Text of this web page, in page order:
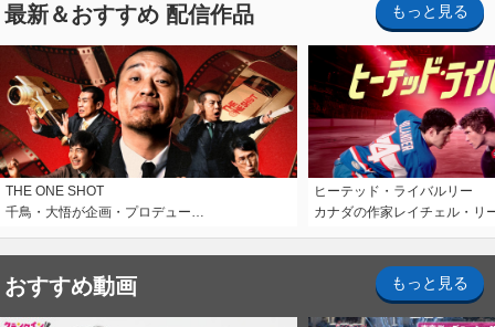
最新＆おすすめ 配信作品 もっと見る
THE ONE SHOT
千鳥・大悟が企画・プロデュー…
ヒーテッド・ライバルリー
カナダの作家レイチェル・リ
おすすめ動画 もっと見る